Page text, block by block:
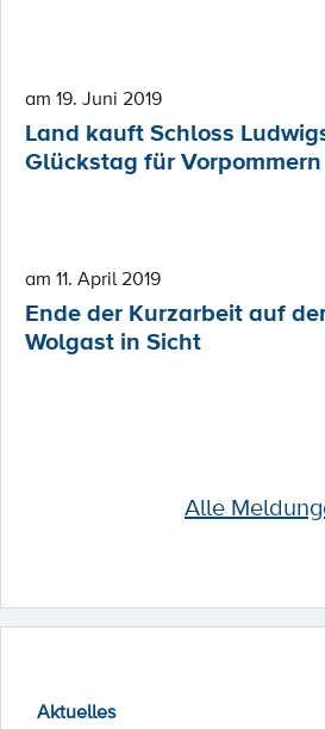
am 19. Juni 2019
Land kauft Schloss
Glückstag für Vorpommern
am 11. April 2019
Ende der Kurzarbeit auf
Wolgast in Sicht
Alle
Aktuelles